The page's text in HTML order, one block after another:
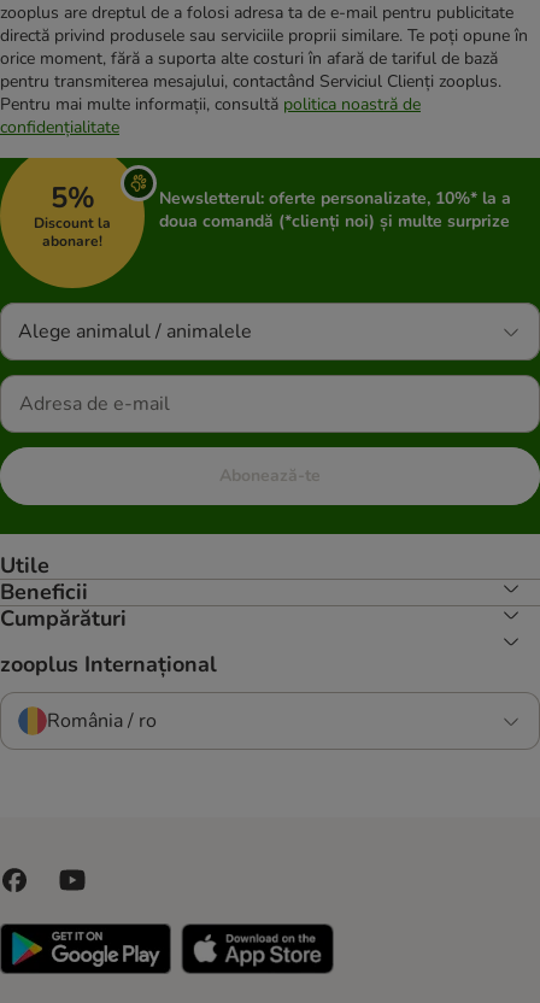
zooplus are dreptul de a folosi adresa ta de e-mail pentru publicitate
directă privind produsele sau serviciile proprii similare. Te poți opune în
orice moment, fără a suporta alte costuri în afară de tariful de bază
pentru transmiterea mesajului, contactând Serviciul Clienți zooplus.
Pentru mai multe informații, consultă politica noastră de
confidențialitate
5%
Discount la
abonare!
Newsletterul: oferte personalizate, 10%* la a
doua comandă (*clienți noi) și multe surprize
Alege animalul / animalele
Abonează-te
Utile
Beneficii
Cumpărături
zooplus Internațional
România / ro